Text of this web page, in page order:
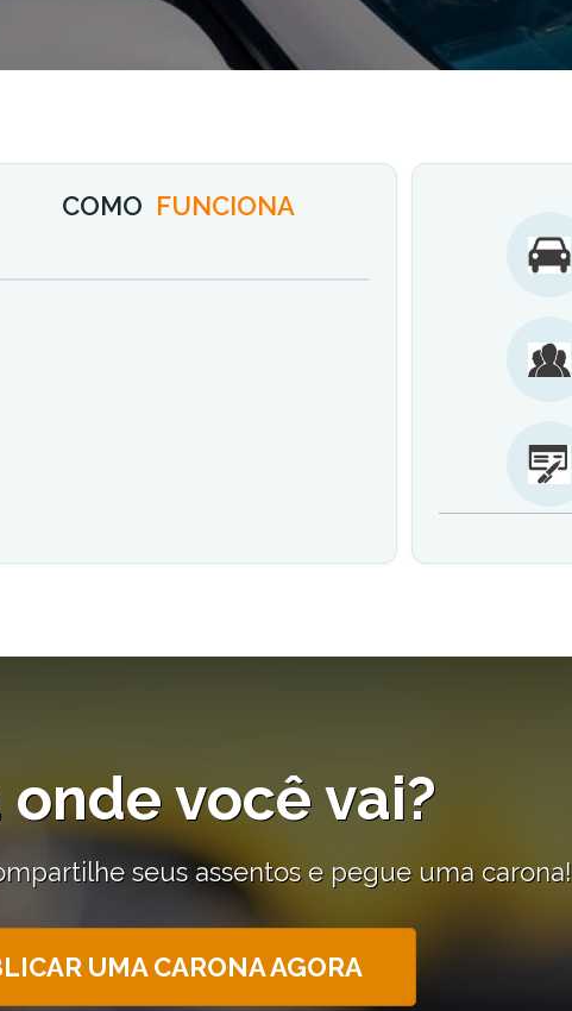
COMO FUNCIONA
onde você vai?
seus assentos e pegue uma carona!
UMA CARONA AGORA